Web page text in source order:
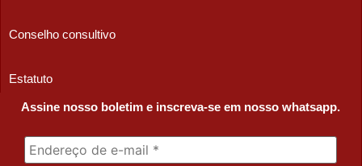
Conselho consultivo
Estatuto
Assine nosso boletim e inscreva-se em nosso whatsapp.